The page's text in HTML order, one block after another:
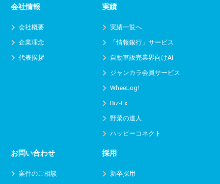
会社情報
会社概要
企業理念
代表挨拶
実績
実績一覧へ
「情報銀行」サービス
自動車販売業界向けAI
ジャンカラ会員サービス
WheeLog!
Biz-Ex
野菜の達人
ハッピーコネクト
お問い合わせ
案件のご相談
採用
新卒採用